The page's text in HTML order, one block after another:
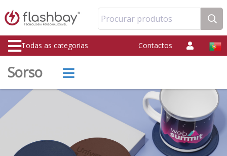
Procurar produtos
Todas as categorias Contactos
Sorso